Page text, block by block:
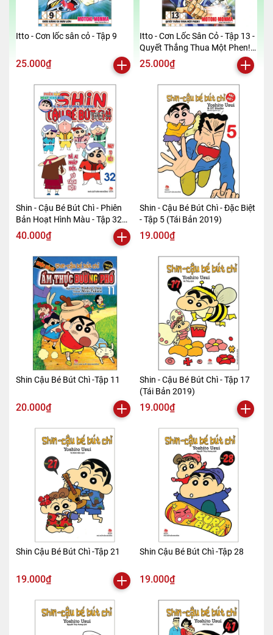
Itto - Cơn lốc sân cỏ - Tập 9
25.000₫
Itto - Cơn Lốc Sân Cỏ - Tập 13 -
Quyết Thắng Thua Một Phen!!
(Tái Bản 2024)
25.000₫
Shin - Cậu Bé Bút Chì - Phiên
Bản Hoạt Hình Màu - Tập 32
(Tái Bản 2019)
40.000₫
Shin - Cậu Bé Bút Chì - Đặc Biệt
- Tập 5 (Tái Bản 2019)
19.000₫
Shin Cậu Bé Bút Chì -Tập 11
20.000₫
Shin - Cậu Bé Bút Chì - Tập 17
(Tái Bản 2019)
19.000₫
Shin Cậu Bé Bút Chì -Tập 21
19.000₫
Shin Cậu Bé Bút Chì -Tập 28
19.000₫